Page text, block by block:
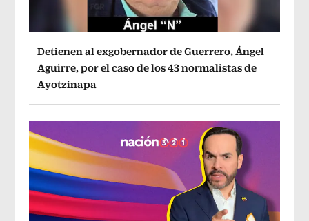
Detienen al exgobernador de Guerrero, Ángel
Aguirre, por el caso de los 43 normalistas de
Ayotzinapa